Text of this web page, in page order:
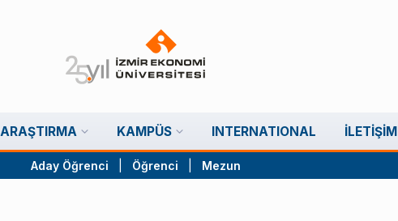
ARAŞTIRMA KAMPÜS INTERNATIONAL İLETIŞIM
Aday Öğrenci Öğrenci Mezun